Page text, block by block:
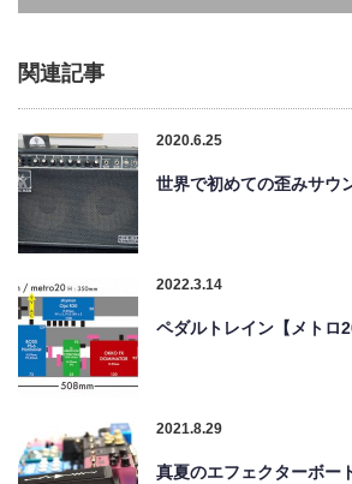
関連記事
2020.6.25
世界で初めての歪みサウ
2022.3.14
ペダルトレイン【メトロ
2021.8.29
真夏のエフェクターボー